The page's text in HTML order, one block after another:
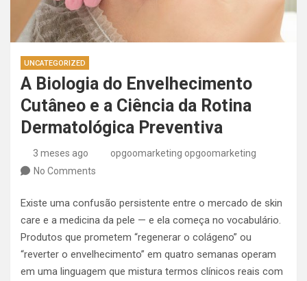
UNCATEGORIZED
A Biologia do Envelhecimento
Cutâneo e a Ciência da Rotina
Dermatológica Preventiva
3 meses ago
opgoomarketing opgoomarketing
No Comments
Existe uma confusão persistente entre o mercado de skin
care e a medicina da pele — e ela começa no vocabulário.
Produtos que prometem “regenerar o colágeno” ou
“reverter o envelhecimento” em quatro semanas operam
em uma linguagem que mistura termos clínicos reais com